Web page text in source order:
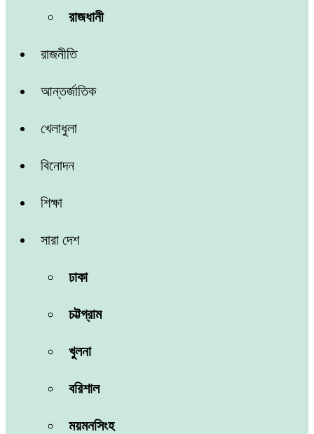
রাজধানী
রাজনীতি
আন্তর্জাতিক
খেলাধুলা
বিনোদন
শিক্ষা
সারা দেশ
ঢাকা
চট্টগ্রাম
খুলনা
বরিশাল
ময়মনসিংহ